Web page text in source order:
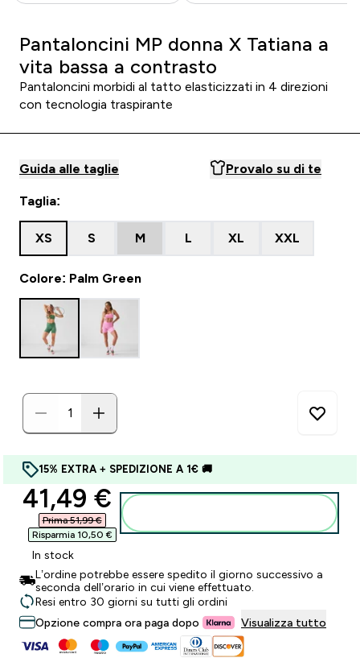
Pantaloncini MP donna X Tatiana a
vita bassa a contrasto
Pantaloncini morbidi al tatto elasticizzati in 4 direzioni
con tecnologia traspirante
Guida alle taglie Provalo su di te
Taglia:
XS S M L XL XXL
Colore: Palm Green
15% EXTRA + SPEDIZIONE A 1€ 🚚
discounted price
41,49 €‎
Prima 51,99 €‎
Risparmia 10,50 €‎
In stock
L’ordine potrebbe essere spedito il giorno successivo a
seconda dell’orario in cui viene effettuato.
Resi entro 30 giorni su tutti gli ordini
Opzione compra ora paga dopo
Visualizza tutto